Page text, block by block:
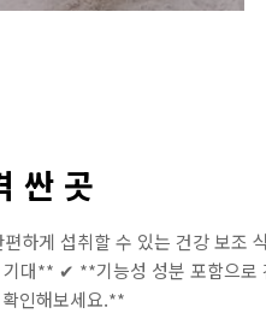
싼 곳
하게 섭취할 수 있는 건강 보조
대** ✔ **기능성 성분 포함으로
인해보세요.**